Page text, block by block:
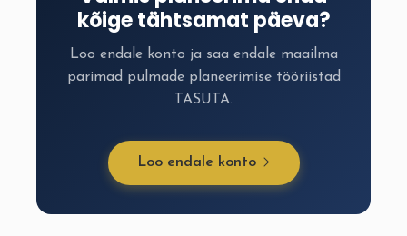
kõige tähtsamat päeva?
Loo endale konto ja saa endale maailma
parimad pulmade planeerimise tööriistad
TASUTA.
Loo endale konto